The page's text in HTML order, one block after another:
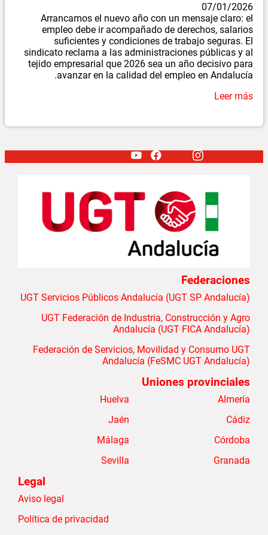
07/01/2026
Arrancamos el nuevo año con un mensaje claro: el
empleo debe ir acompañado de derechos, salarios
suficientes y condiciones de trabajo seguras. El
sindicato reclama a las administraciones públicas y al
tejido empresarial que 2026 sea un año decisivo para
avanzar en la calidad del empleo en Andalucía.
Leer más
Federaciones
UGT Servicios Públicos Andalucía (UGT SP Andalucía)
UGT Federación de Industria, Construcción y Agro
Andalucía (UGT FICA Andalucía)
Federación de Servicios, Movilidad y Consumo UGT
Andalucía (FeSMC UGT Andalucía)
Uniones provinciales
Almería
Cádiz
Córdoba
Granada
Huelva
Jaén
Málaga
Sevilla
Legal
Aviso legal
Política de privacidad